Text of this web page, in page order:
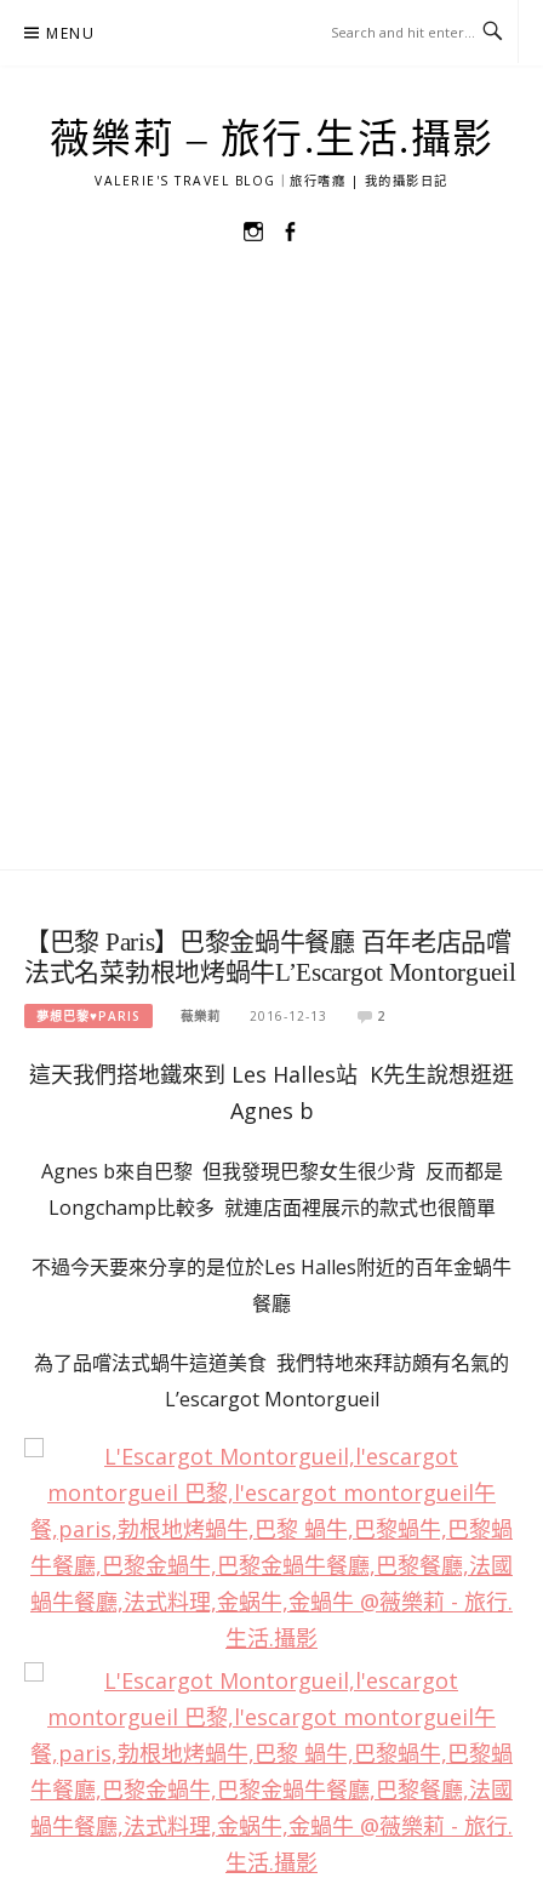
MENU
薇樂莉 – 旅行.生活.攝影
VALERIE'S TRAVEL BLOG｜旅行嗜癮 | 我的攝影日記
選
【巴黎 Paris】巴黎金蝸牛餐廳 百年老店品嚐
法式名菜勃根地烤蝸牛L’Escargot Montorgueil
夢想巴黎♥PARIS 薇樂莉 2016-12-13 2
這天我們搭地鐵來到 Les Halles站 K先生說想逛逛
Agnes b
Agnes b來自巴黎 但我發現巴黎女生很少背 反而都是
Longchamp比較多 就連店面裡展示的款式也很簡單
不過今天要來分享的是位於Les Halles附近的百年金蝸牛
餐廳
為了品嚐法式蝸牛這道美食 我們特地來拜訪頗有名氣的
L’escargot Montorgueil